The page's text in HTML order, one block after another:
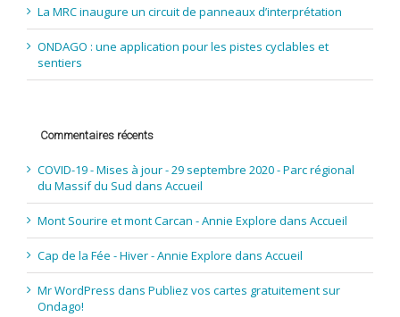
La MRC inaugure un circuit de panneaux d’interprétation
ONDAGO : une application pour les pistes cyclables et
sentiers
Commentaires récents
COVID-19 - Mises à jour - 29 septembre 2020 - Parc régional
du Massif du Sud dans Accueil
Mont Sourire et mont Carcan - Annie Explore dans Accueil
Cap de la Fée - Hiver - Annie Explore dans Accueil
Mr WordPress dans Publiez vos cartes gratuitement sur
Ondago!